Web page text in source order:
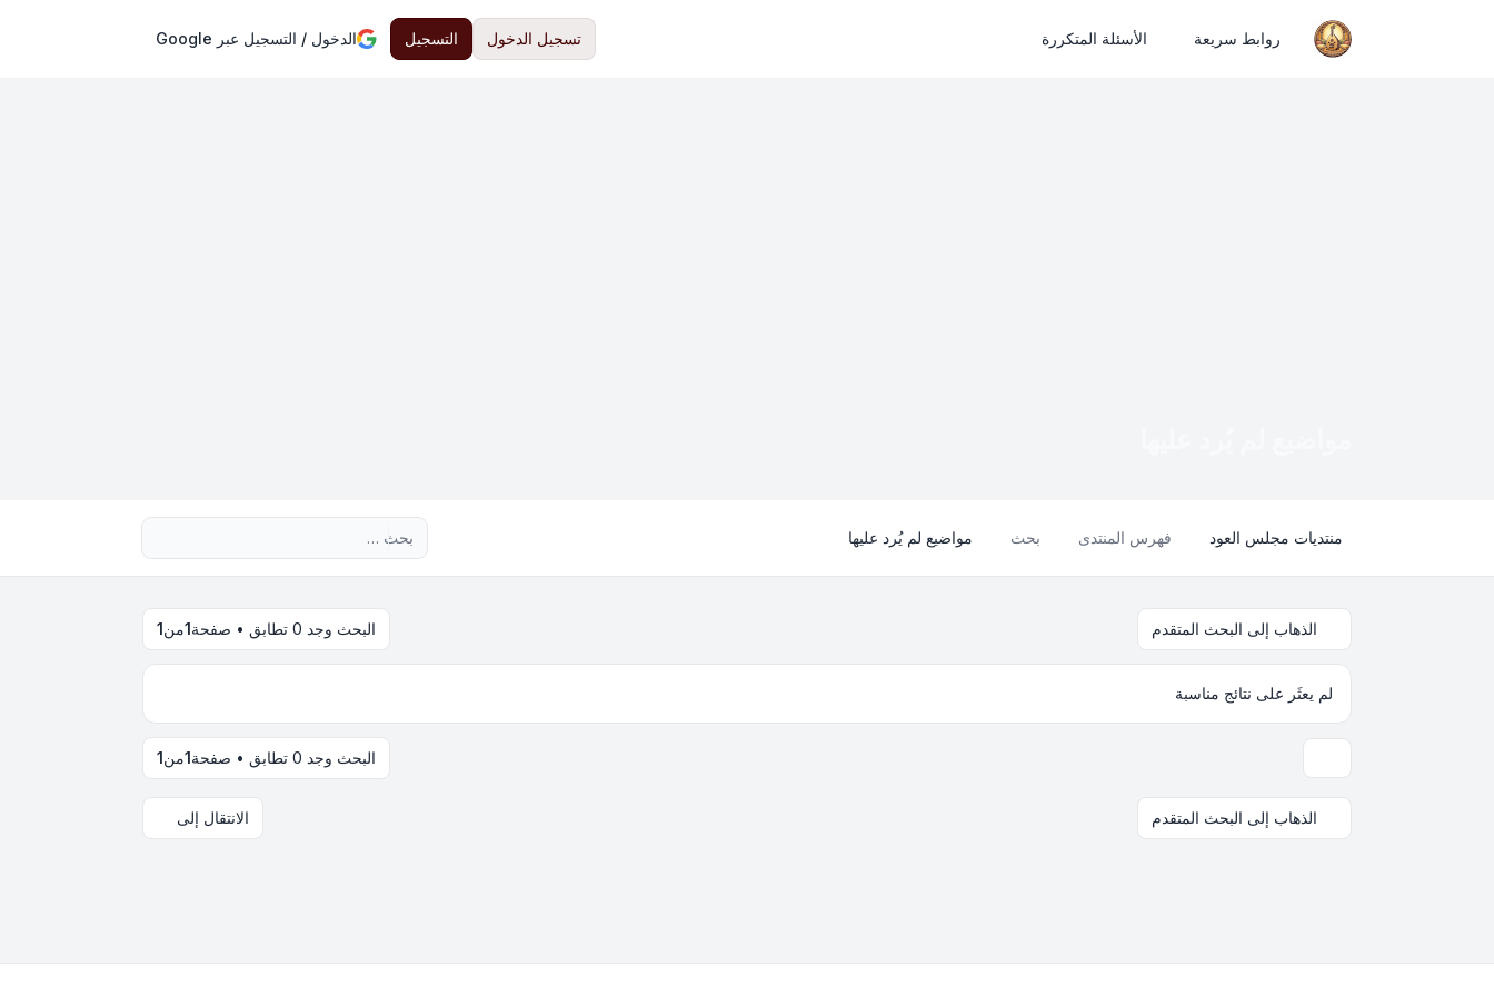
روابط سريعة الأسئلة المتكررة تسجيل الدخول التسجيل الدخول / التسجيل عبر Google
منتديات مجلس العود فهرس المنتدى بحث مواضيع لم يُرد عليها
الذهاب إلى البحث المتقدم البحث وجد 0 تطابق • صفحة 1من1
لم يعثَر على نتائج مناسبة
البحث وجد 0 تطابق • صفحة 1من1
الذهاب إلى البحث المتقدم الانتقال إلى